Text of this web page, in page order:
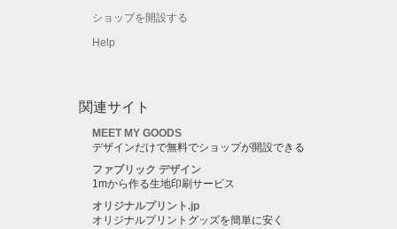
ショップを開設する
Help
関連サイト
MEET MY GOODS
デザインだけで無料でショップが開設できる
ファブリック デザイン
1mから作る生地印刷サービス
オリジナルプリント.jp
オリジナルプリントグッズを簡単に安く